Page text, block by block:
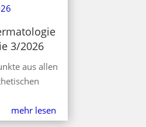
3/2026
aus allen
mehr lesen